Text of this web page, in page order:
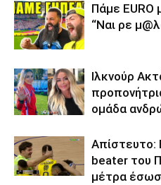
Πάμε EURO
“Ναι ρε
Ιλκνούρ
ομάδα
Απίστευτο:
beater του
μέτρα